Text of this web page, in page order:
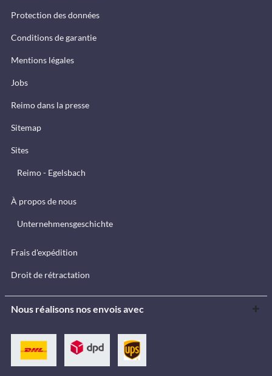
Protection des données
Conditions de garantie
Mentions légales
Jobs
Reimo dans la presse
Sitemap
Sites
Reimo - Egelsbach
À propos de nous
Unternehmensgeschichte
Frais d'expédition
Droit de rétractation
Nous réalisons nos envois avec